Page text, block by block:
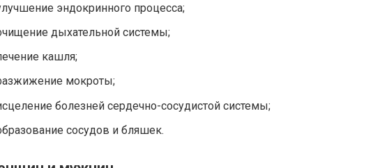
эндокринного процесса;
дыхательной системы;
кашля;
мокроты;
болезней сердечно-сосудистой системы;
сосудов и бляшек.